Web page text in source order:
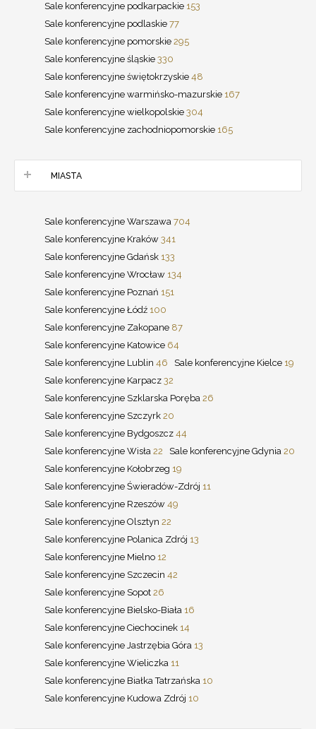
Sale konferencyjne podkarpackie 153
Sale konferencyjne podlaskie 77
Sale konferencyjne pomorskie 295
Sale konferencyjne śląskie 330
Sale konferencyjne świętokrzyskie 48
Sale konferencyjne warmińsko-mazurskie 167
Sale konferencyjne wielkopolskie 304
Sale konferencyjne zachodniopomorskie 165
MIASTA
Sale konferencyjne Warszawa 704
Sale konferencyjne Kraków 341
Sale konferencyjne Gdańsk 133
Sale konferencyjne Wrocław 134
Sale konferencyjne Poznań 151
Sale konferencyjne Łódź 100
Sale konferencyjne Zakopane 87
Sale konferencyjne Katowice 64
Sale konferencyjne Lublin 46 Sale konferencyjne Kielce 19
Sale konferencyjne Karpacz 32
Sale konferencyjne Szklarska Poręba 26
Sale konferencyjne Szczyrk 20
Sale konferencyjne Bydgoszcz 44
Sale konferencyjne Wisła 22 Sale konferencyjne Gdynia 20
Sale konferencyjne Kołobrzeg 19
Sale konferencyjne Świeradów-Zdrój 11
Sale konferencyjne Rzeszów 49
Sale konferencyjne Olsztyn 22
Sale konferencyjne Polanica Zdrój 13
Sale konferencyjne Mielno 12
Sale konferencyjne Szczecin 42
Sale konferencyjne Sopot 26
Sale konferencyjne Bielsko-Biała 16
Sale konferencyjne Ciechocinek 14
Sale konferencyjne Jastrzębia Góra 13
Sale konferencyjne Wieliczka 11
Sale konferencyjne Białka Tatrzańska 10
Sale konferencyjne Kudowa Zdrój 10